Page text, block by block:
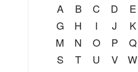
A B C D E
G
H I J K
M
N O P Q
S
T U V W